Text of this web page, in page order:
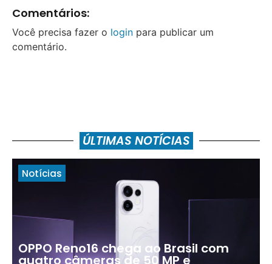
Comentários:
Você precisa fazer o login para publicar um
comentário.
ÚLTIMAS NOTÍCIAS
Notícias
OPPO Reno16 chega ao Brasil com